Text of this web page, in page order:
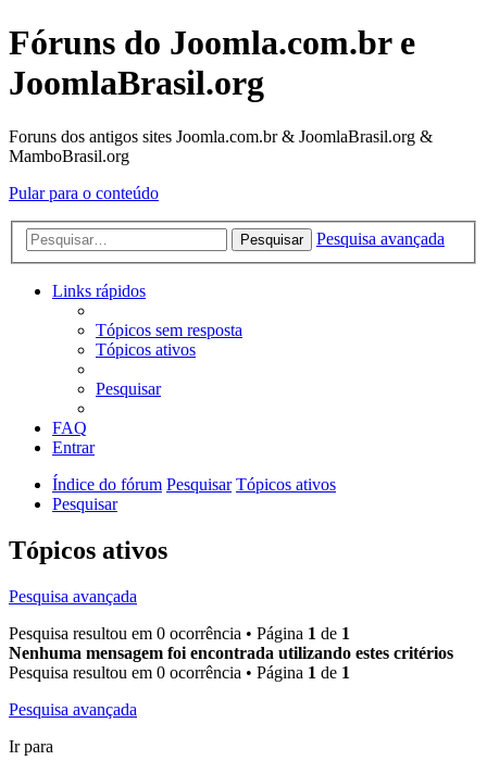
Fóruns do Joomla.com.br e
JoomlaBrasil.org
Foruns dos antigos sites Joomla.com.br & JoomlaBrasil.org &
MamboBrasil.org
Pular para o conteúdo
Pesquisar Pesquisa avançada
Links rápidos
Tópicos sem resposta
Tópicos ativos
Pesquisar
FAQ
Entrar
Índice do fórum Pesquisar Tópicos ativos
Pesquisar
Tópicos ativos
Pesquisa avançada
Pesquisa resultou em 0 ocorrência • Página 1 de 1
Nenhuma mensagem foi encontrada utilizando estes critérios
Pesquisa resultou em 0 ocorrência • Página 1 de 1
Pesquisa avançada
Ir para